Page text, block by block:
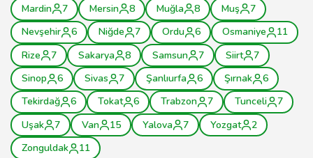
Mardin
7 Mersin 8 Muğla 8 Muş
7
Nevşehir
6 Niğde 7 Ordu 6 Osmaniye
11
Rize
7 Sakarya 8 Samsun 7 Siirt
7
Sinop
6 Sivas 7 Şanlıurfa 6 Şırnak
6
Tekirdağ
6 Tokat 6 Trabzon 7 Tunceli
7
Uşak
7 Van 15 Yalova 7 Yozgat
2
Zonguldak
11